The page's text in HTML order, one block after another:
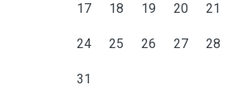
17 18 19 20 21
24 25 26 27 28
31